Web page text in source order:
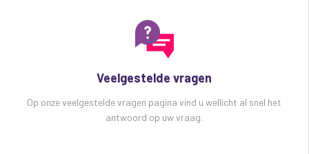
Veelgestelde vragen
Op onze veelgestelde vragen pagina vind u wellicht al snel het
antwoord op uw vraag.